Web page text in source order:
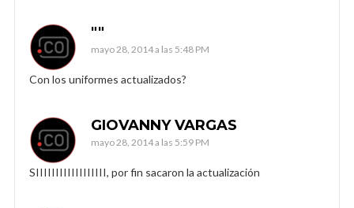
""
mayo 28, 2014 a las 5:48 PM
Con los uniformes actualizados?
GIOVANNY VARGAS
mayo 28, 2014 a las 5:59 PM
SIIIIIIIIIIIIIIIIII, por fin sacaron la actualización